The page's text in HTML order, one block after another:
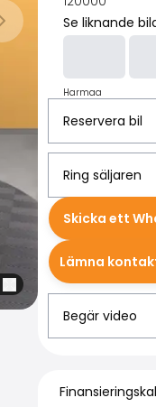
Nästa bild
Se liknande
Harmaa
Reservera bil
Skicka ett
Ring säljaren
Lämna
Begär video